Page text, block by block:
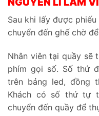
Sau khi lấy được
chuyển đến ghế chờ
Nhân viên tại quầy sẽ
phím gọi số. Số thứ
trên bảng led, đồng
Khách có số thứ tự
chuyển đến quầy để